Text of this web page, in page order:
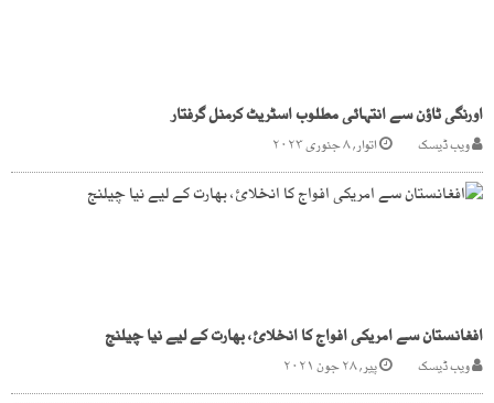
اورنگی ٹاؤن سے انتہائی مطلوب اسٹریٹ کرمنل گرفتار
ویب ڈیسک اتوار, ۸ جنوری ۲۰۲۳
افغانستان سے امریکی افواج کا انخلائ، بھارت کے لیے نیا چیلنج
ویب ڈیسک پیر, ۲۸ جون ۲۰۲۱